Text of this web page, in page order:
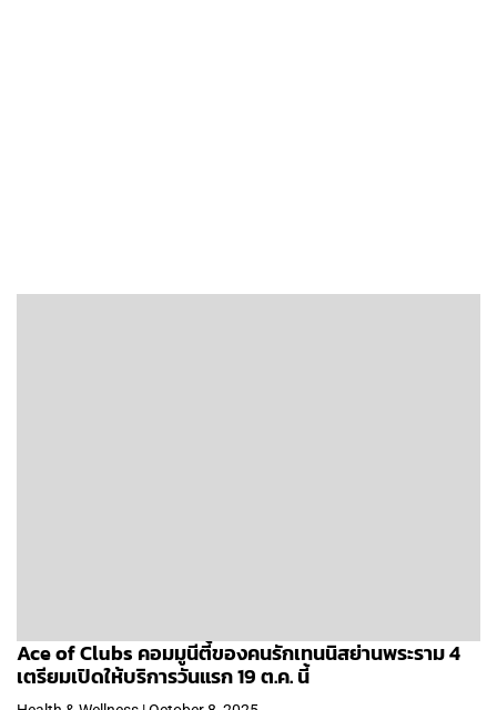
Ace of Clubs คอมมูนีตี้ของคนรักเทนนิสย่านพระราม 4
เตรียมเปิดให้บริการวันแรก 19 ต.ค. นี้